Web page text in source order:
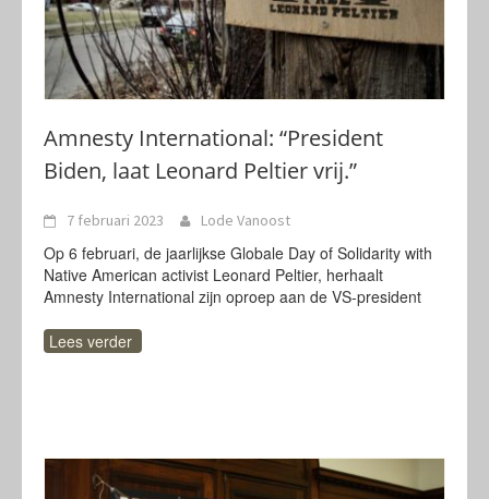
Amnesty International: “President
Biden, laat Leonard Peltier vrij.”
7 februari 2023 Lode Vanoost
Op 6 februari, de jaarlijkse Globale Day of Solidarity with
Native American activist Leonard Peltier, herhaalt
Amnesty International zijn oproep aan de VS-president
Lees verder